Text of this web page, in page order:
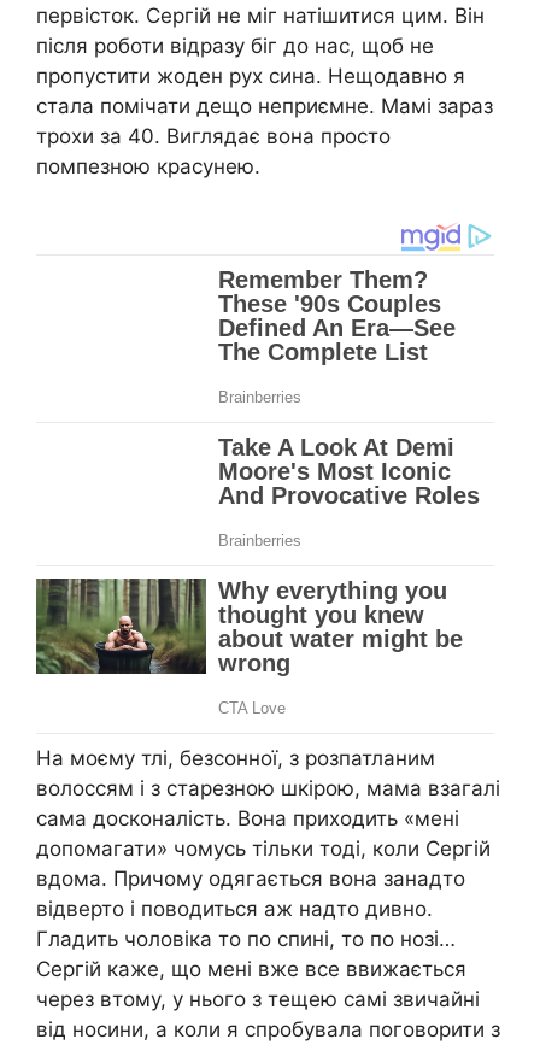
первісток. Сергій не міг натішитися цим. Він
після роботи відразу біг до нас, щоб не
пропустити жоден рух сина. Нещодавно я
стала помічати дещо неприємне. Мамі зараз
трохи за 40. Виглядає вона просто
помпезною красунею.
На моєму тлі, безсонної, з розпатланим
волоссям і з старезною шкірою, мама взагалі
сама досконалість. Вона приходить «мені
допомагати» чомусь тільки тоді, коли Сергій
вдома. Причому одягається вона занадто
відверто і поводиться аж надто дивно.
Гладить чоловіка то по спині, то по нозі…
Сергій каже, що мені вже все ввижається
через втому, у нього з тещею самі звичайні
від носини, а коли я спробувала поговорити з